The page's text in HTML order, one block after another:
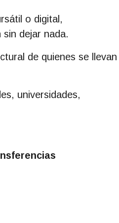
o digital,
dejar nada.
de quienes se llevan
universidades,